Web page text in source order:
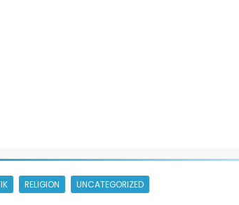
RELIGION UNCATEGORIZED